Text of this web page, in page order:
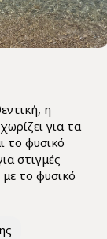
η
για τα
το φυσικό
στιγμές
με το φυσικό